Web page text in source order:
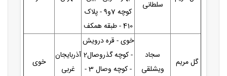
سلطانی
کوچه 7و9 - پلاک
410 - طبقه همکف
گل مریم
سجاد
ویشلقی
خوی - قره درویش
- کوچه گذروصال2
- کوچه وصال 3 -
آذربایجان
غربی
خوی